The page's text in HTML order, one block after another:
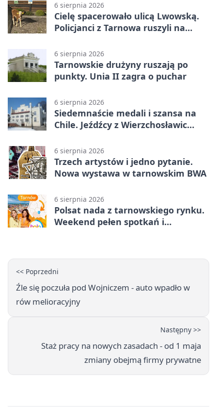
6 sierpnia 2026
Cielę spacerowało ulicą Lwowską.
Policjanci z Tarnowa ruszyli na
6 sierpnia 2026
Tarnowskie drużyny ruszają po
punkty. Unia II zagra o puchar
6 sierpnia 2026
Siedemnaście medali i szansa na
Chile. Jeźdźcy z Wierzchosławic
6 sierpnia 2026
Trzech artystów i jedno pytanie.
Nowa wystawa w tarnowskim BWA
6 sierpnia 2026
Polsat nada z tarnowskiego rynku.
Weekend pełen spotkań i
<< Poprzedni
Źle się poczuła pod Wojniczem - auto wpadło w
rów melioracyjny
Następny >>
Staż pracy na nowych zasadach - od 1 maja
zmiany obejmą firmy prywatne